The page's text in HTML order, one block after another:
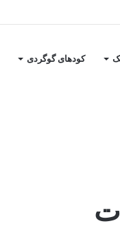
کودهای گوگردی